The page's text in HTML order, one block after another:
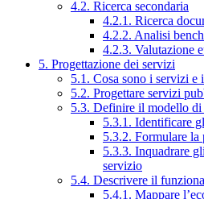
4.2. Ricerca secondaria
4.2.1. Ricerca
4.2.2. Analisi
4.2.3. Valutazione
5. Progettazione dei servizi
5.1. Cosa sono i servizi e
5.2. Progettare servizi
5.3. Definire il modello di
5.3.1. Identificare
5.3.2. Formulare la
5.3.3. Inquadrare
servizio
5.4. Descrivere il
5.4.1. Mappare